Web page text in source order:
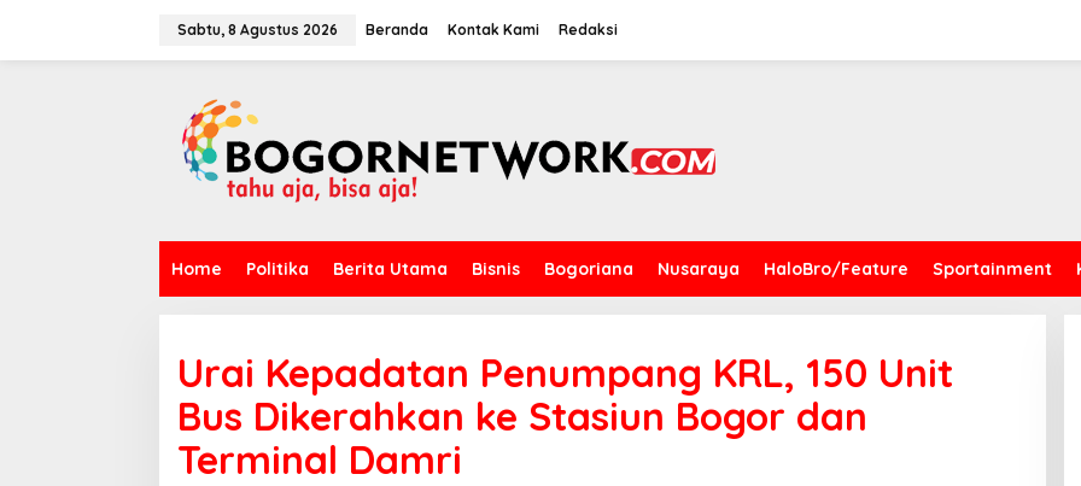
Sabtu, 8 Agustus 2026 Beranda Kontak Kami Redaksi
Home Politika Berita Utama Bisnis Bogoriana Nusaraya HaloBro/Feature Sportainment
Urai Kepadatan Penumpang KRL, 150 Unit
Bus Dikerahkan ke Stasiun Bogor dan
Terminal Damri